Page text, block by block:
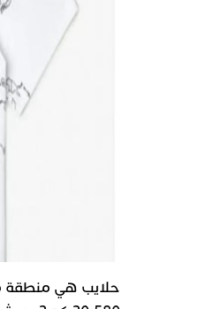
حلايب هي منطقة